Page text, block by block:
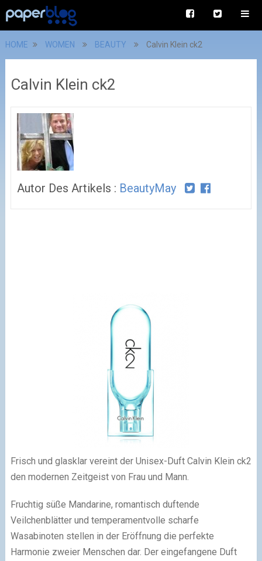
HOME WOMEN BEAUTY Calvin Klein ck2
Calvin Klein ck2
Autor Des Artikels : BeautyMay
Frisch und glasklar vereint der Unisex-Duft Calvin Klein ck2
den modernen Zeitgeist von Frau und Mann.
Fruchtig süße Mandarine, romantisch duftende
Veilchenblätter und temperamentvolle scharfe
Wasabinoten stellen in der Eröffnung die perfekte
Harmonie zweier Menschen dar. Der eingefangene Duft